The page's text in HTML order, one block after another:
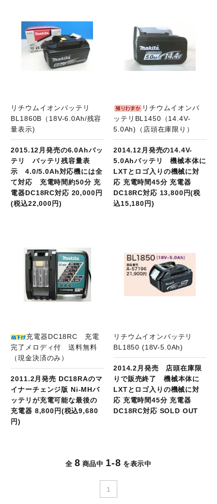
リチウムイオンバッテリ
BL1860B（18V-6.0Ah/残容
量表示)
2015.12月発売の6.0Ahバッ
テリ バッテリ残容量表
示 4.0/5.0Ah対応機には全
て対応 充電時間約50分 充
電器DC18RC対応 20,000円
(税込22,000円)
リチウムイオンバ
ッテリBL1450（14.4V-
5.0Ah)（店頭在庫限り）
2014.12月発売の14.4V-
5.0Ahバッテリ 機械本体に
LXTとロゴ入りの機械に対
応 充電時間45分 充電器
DC18RC対応 13,800円(税
込15,180円)
充電器DC18RC 充電
完了メロディ付 送料無料
（現金決済のみ）
2011.2月発売 DC18RAのマ
イナーチェンジ版 Ni-MHバ
ッテリが充電可能な最後の
充電器 8,800円(税込9,680
円)
リチウムイオンバッテリ
BL1850 (18V-5.0Ah)
2014.2月発売 店頭在庫限
りで販売終了 機械本体に
LXTとロゴ入りの機械に対
応 充電時間45分 充電器
DC18RC対応 SOLD OUT
全 8 商品中 1-8 を表示中
1